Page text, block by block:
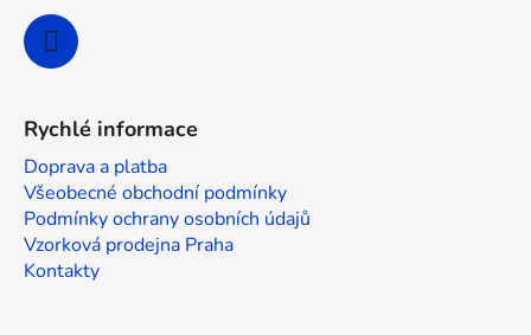
Rychlé informace
Doprava a platba
Všeobecné obchodní podmínky
Podmínky ochrany osobních údajů
Vzorková prodejna Praha
Kontakty